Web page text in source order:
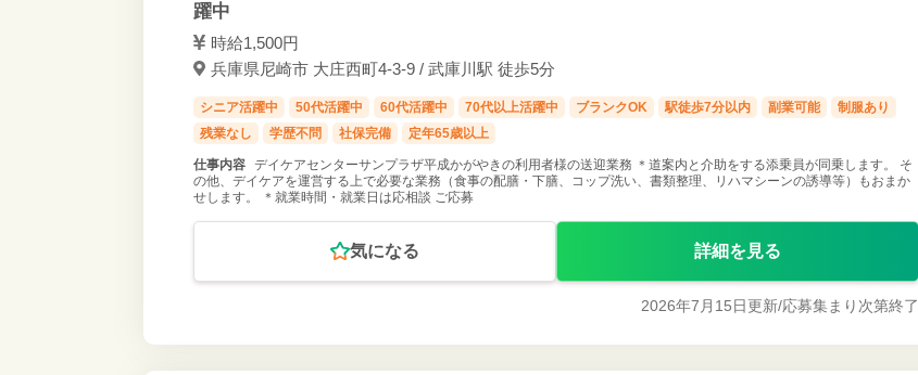
躍中
時給1,500円
兵庫県尼崎市 大庄西町4-3-9 / 武庫川駅 徒歩5分
シニア活躍中 50代活躍中 60代活躍中 70代以上活躍中 ブランクOK 駅徒歩7分以内 副業可能
制服あり
残業なし
学歴不問 社保完備 定年65歳以上
仕事内容
デイケアセンターサンプラザ平成かがやきの利用者様の送迎業務 ＊道案内と介助をする添乗員が同乗します。 そ
の他、デイケアを運営する上で必要な業務（食事の配膳・下膳、コップ洗い、書類整理、リハマシーンの誘導等）もおまか
せします。 ＊就業時間・就業日は応相談 ご応募
気になる 詳細を見る
2026年7月15日更新/応募集まり次第終了